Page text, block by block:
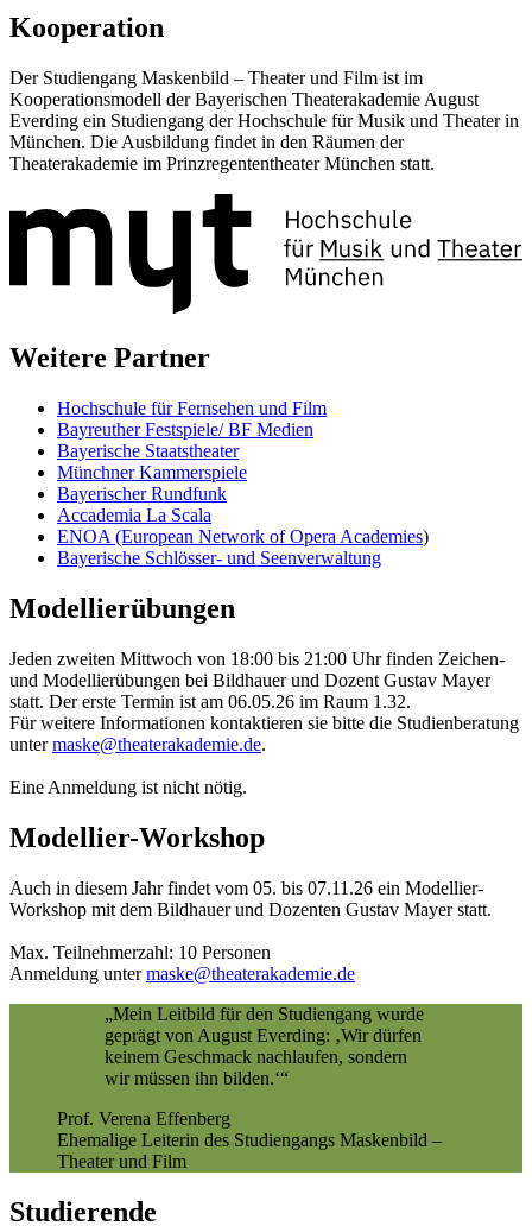
Kooperation
Der Studiengang Maskenbild – Theater und Film ist im
Kooperationsmodell der Bayerischen Theaterakademie August
Everding ein Studiengang der Hochschule für Musik und Theater in
München. Die Ausbildung findet in den Räumen der
Theaterakademie im Prinzregententheater München statt.
Weitere Partner
Hochschule für Fernsehen und Film
Bayreuther Festspiele/ BF Medien
Bayerische Staatstheater
Münchner Kammerspiele
Bayerischer Rundfunk
Accademia La Scala
ENOA (European Network of Opera Academies)
Bayerische Schlösser- und Seenverwaltung
Modellierübungen
Jeden zweiten Mittwoch von 18:00 bis 21:00 Uhr finden Zeichen-
und Modellierübungen bei Bildhauer und Dozent Gustav Mayer
statt. Der erste Termin ist am 06.05.26 im Raum 1.32.
Für weitere Informationen kontaktieren sie bitte die Studienberatung
untermaske@­theaterakademie.de.
Eine Anmeldung ist nicht nötig.
Modellier-Workshop
Auch in diesem Jahr findet vom 05. bis 07.11.26 ein Modellier-
Workshop mit dem Bildhauer und Dozenten Gustav Mayer statt.
Max. Teilnehmerzahl: 10 Personen
Anmeldung untermaske@­theaterakademie.de
„Mein Leitbild für den Studiengang wurde
geprägt von August Everding: ‚Wir dürfen
keinem Geschmack nachlaufen, sondern
wir müssen ihn bilden.‘“
Prof. Verena Effenberg
Ehemalige Leiterin des Studiengangs Maskenbild –
Theater und Film
Studierende